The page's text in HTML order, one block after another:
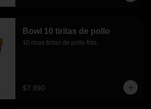
Bowl 10 tiritas de pollo
10 ricas tiritas de pollo frito.
$7.990